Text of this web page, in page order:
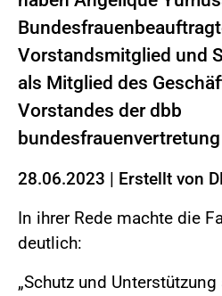
Vorstandsmitglied und
als Mitglied des
Vorstandes der dbb
28.06.2023 | Erstellt von
In ihrer Rede machte die
deutlich:
„Schutz und